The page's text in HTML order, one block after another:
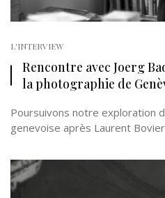
L'INTERVIEW
Rencontre avec Joerg
la photographie de
Poursuivons notre exploration
genevoise après Laurent Bovier